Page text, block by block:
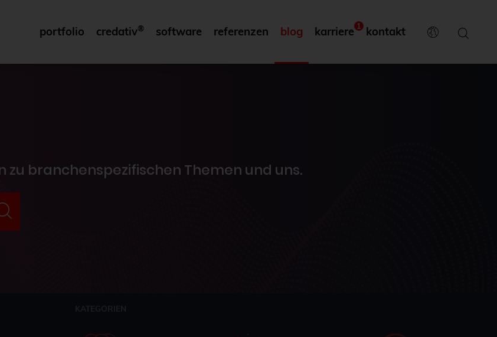
portfolio credativ® software referenzen blog karriere 1 kontakt
zu branchenspezifischen Themen und uns.
KATEGORIEN